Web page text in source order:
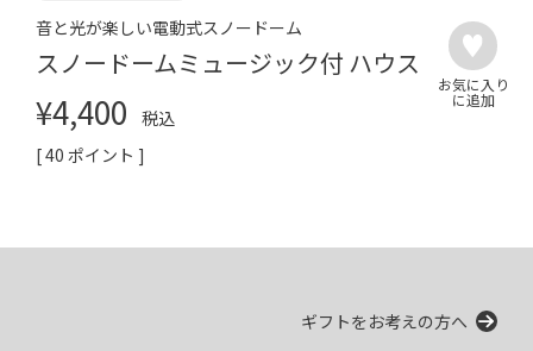
音と光が楽しい電動式スノードーム
スノードームミュージック付 ハウス
¥4,400
税込
[40 ポイント ]
ギフトをお考えの方へ